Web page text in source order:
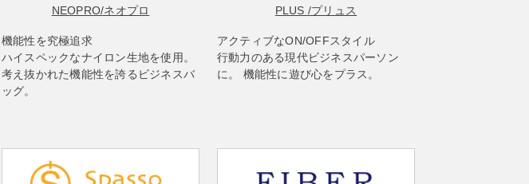
NEOPRO/ネオプロ
機能性を究極追求
ハイスペックなナイロン生地を使用。
考え抜かれた機能性を誇るビジネスバ
ッグ。
PLUS /プリュス
アクティブなON/OFFスタイル
行動力のある現代ビジネスパーソン
に。 機能性に遊び心をプラス。